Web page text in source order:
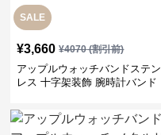
SALE
¥3,660 ¥4070(割引前)
アップルウォッチバンドステン
レス 十字架装飾 腕時計バンド